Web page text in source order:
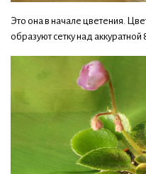
Это она в начале цветения.
образуют сетку над аккуратной